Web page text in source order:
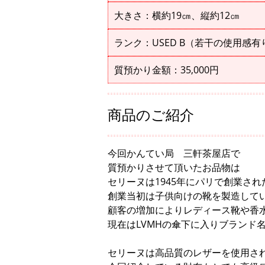
大きさ：横約19㎝、縦約12㎝
ランク：USED B（若干の使用感有
質預かり金額：35,000円
商品のご紹介
今回かんてい局 三軒茶屋店で
質預かりさせて頂いたお品物は
セリーヌは1945年にパリで創業さ
創業当初は子供向けの靴を製造して
顧客の増加によりレディース靴や
現在はLVMHの傘下に入りブランド
セリーヌは高品質のレザーを使用さ